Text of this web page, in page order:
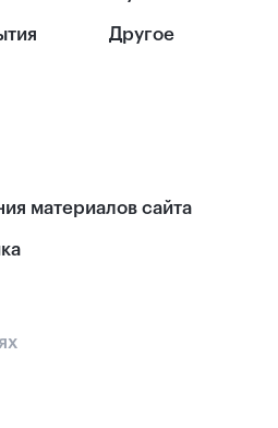
Другое
материалов сайта